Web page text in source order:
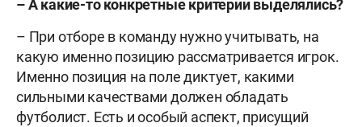
– А какие-то конкретные критерии выделялись?
– При отборе в команду нужно учитывать, на
какую именно позицию рассматривается игрок.
Именно позиция на поле диктует, какими
сильными качествами должен обладать
футболист. Есть и особый аспект, присущий